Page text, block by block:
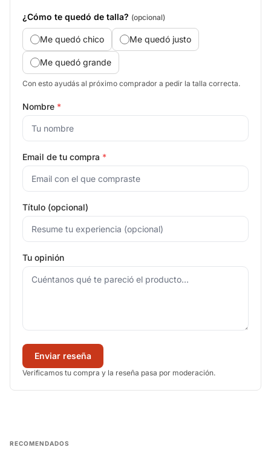
¿Cómo te quedó de talla? (opcional)
Me quedó chico Me quedó justo
Me quedó grande
Con esto ayudás al próximo comprador a pedir la talla correcta.
Nombre *
Email de tu compra *
Título (opcional)
Tu opinión
Enviar reseña
Verificamos tu compra y la reseña pasa por moderación.
RECOMENDADOS